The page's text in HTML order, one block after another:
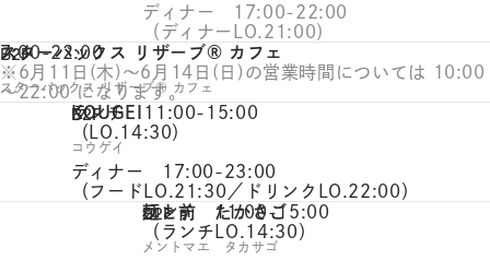
ディナー 17:00-22:00
（ディナーLO.21:00）
B2F
スターバックス リザーブ® カフェ
スターバックス リザーブ® カフェ
7:00-22:00
※6月11日(木)～6月14日(日)の営業時間については 10:00
～22:00 になります。
B2F
KOUGEI
コウゲイ
ランチ 11:00-15:00
（LO.14:30）
ディナー 17:00-23:00
（フードLO.21:30／ドリンクLO.22:00）
B2F
麺と前 たかさご
メントマエ タカサゴ
ランチ 11:00-15:00
（ランチLO.14:30）